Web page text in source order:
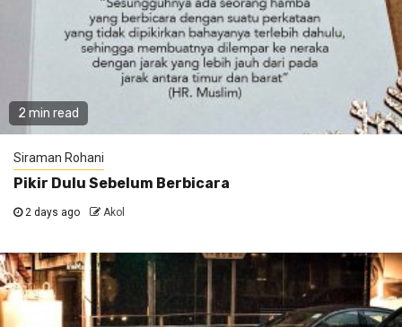
2 min read
Siraman Rohani
Pikir Dulu Sebelum Berbicara
2 days ago Akol